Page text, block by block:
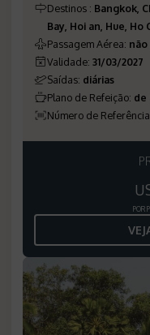
Destinos : Bangkok,
Bay, Hoi an, Hue, Ho
Passagem Aérea:
Validade: 31/03/2027
Saídas: diárias
Plano de Refeição: de
Número de Referência
POR